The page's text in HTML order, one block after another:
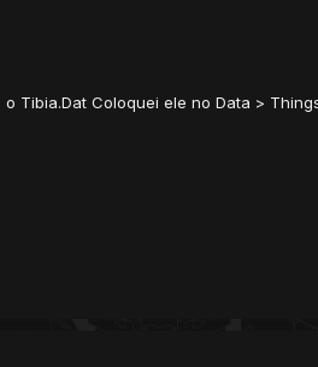
Coloquei ele no Data >